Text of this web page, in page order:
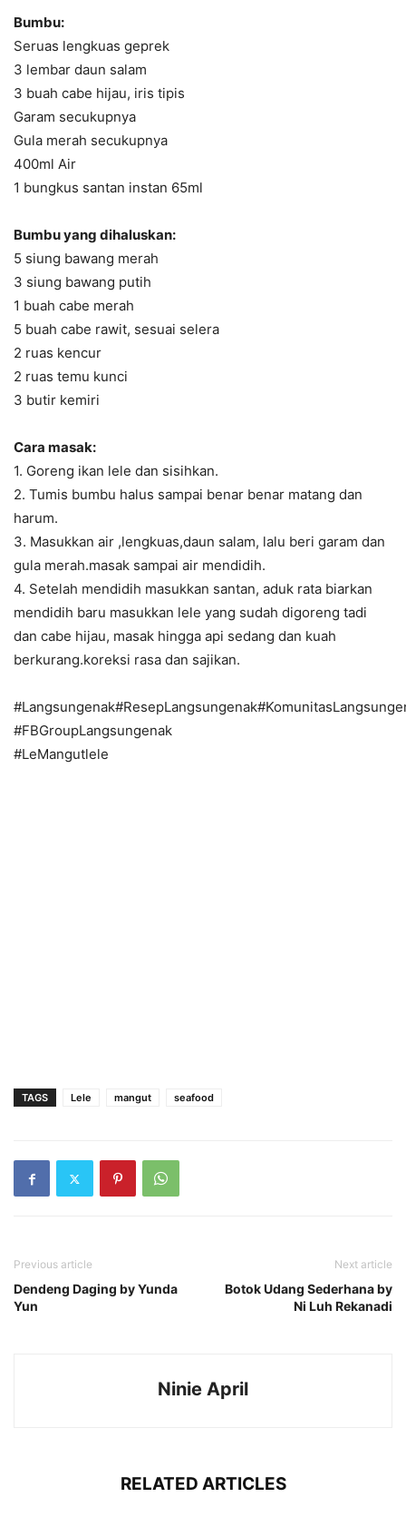
Bumbu:
Seruas lengkuas geprek
3 lembar daun salam
3 buah cabe hijau, iris tipis
Garam secukupnya
Gula merah secukupnya
400ml Air
1 bungkus santan instan 65ml
Bumbu yang dihaluskan:
5 siung bawang merah
3 siung bawang putih
1 buah cabe merah
5 buah cabe rawit, sesuai selera
2 ruas kencur
2 ruas temu kunci
3 butir kemiri
Cara masak:
1. Goreng ikan lele dan sisihkan.
2. Tumis bumbu halus sampai benar benar matang dan
harum.
3. Masukkan air ,lengkuas,daun salam, lalu beri garam dan
gula merah.masak sampai air mendidih.
4. Setelah mendidih masukkan santan, aduk rata biarkan
mendidih baru masukkan lele yang sudah digoreng tadi
dan cabe hijau, masak hingga api sedang dan kuah
berkurang.koreksi rasa dan sajikan.
#FBGroupLangsungenak
#LeMangutlele
TAGS Lele mangut seafood
Previous article
Dendeng Daging by Yunda
Yun
Next article
Botok Udang Sederhana by
Ni Luh Rekanadi
Ninie April
RELATED ARTICLES